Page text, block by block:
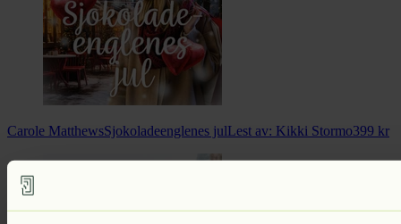
Carole MatthewsSjokoladeenglenes julLest av: Kikki Stormo399 kr